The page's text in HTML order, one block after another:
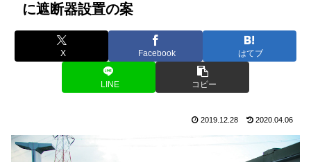
に遮断器設置の案
X Facebook はてブ
LINE コピー
2019.12.28 2020.04.06